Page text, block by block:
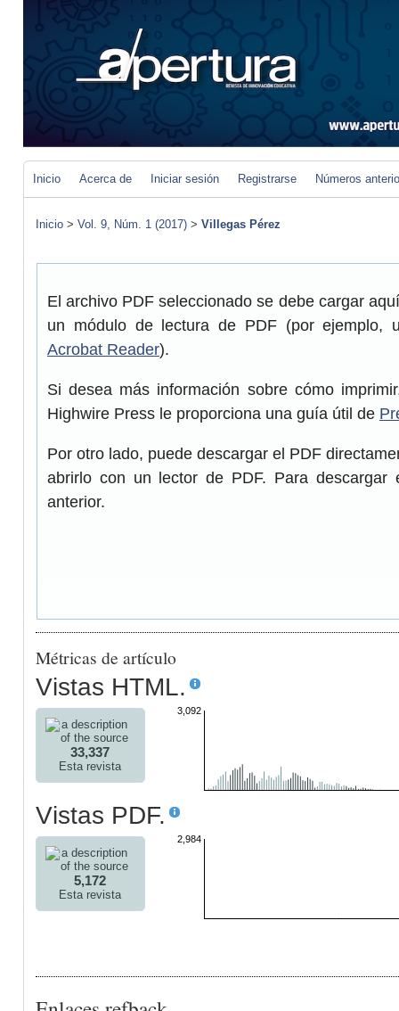
Inicio Acerca de Iniciar sesión Registrarse Números
Inicio > Vol. 9, Núm. 1 (2017) > Villegas Pérez
El archivo PDF seleccionado se debe cargar
un módulo de lectura de PDF (por ejemplo,
Acrobat Reader).
Si desea más información sobre cómo
Highwire Press le proporciona una guía útil de
Por otro lado, puede descargar el PDF
abrirlo con un lector de PDF. Para
anterior.
Métricas de artículo
Vistas HTML.
33,337
Esta revista
3,092
Vistas PDF.
5,172
Esta revista
2,984